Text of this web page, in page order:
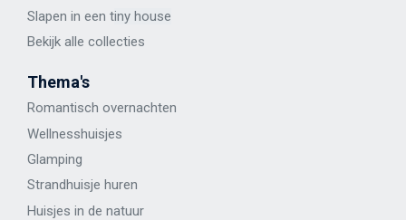
Slapen in een tiny house
Bekijk alle collecties
Thema's
Romantisch overnachten
Wellnesshuisjes
Glamping
Strandhuisje huren
Huisjes in de natuur